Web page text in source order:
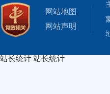
网站地图
网站声明
站长统计 站长统计